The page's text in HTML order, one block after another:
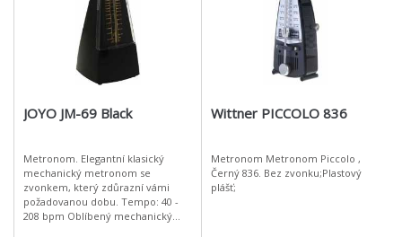
JOYO JM-69 Black
Metronom. Elegantní klasický
mechanický metronom se
zvonkem, který zdůrazní vámi
požadovanou dobu. Tempo: 40 -
208 bpm Oblíbený mechanický
Wittner PICCOLO 836
Metronom Metronom Piccolo ,
Černý 836. Bez zvonku;Plastový
plášť;